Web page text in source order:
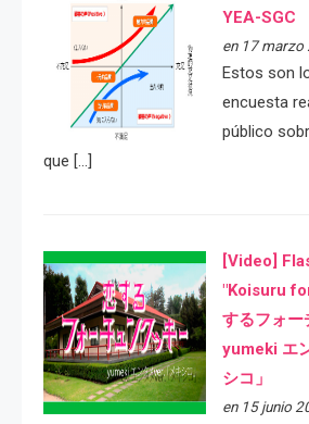
YEA-SGC
en 17 marzo
Estos son
encuesta
público
que […]
[Video]
"Koisuru
するフォー
yumeki エ
シコ」
en 15 junio